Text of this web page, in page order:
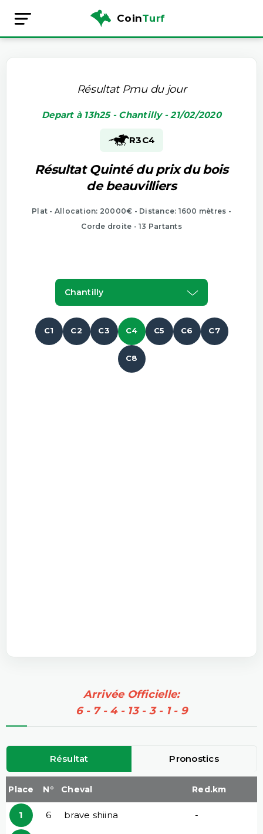
CoinTurf
Résultat Pmu du jour
Depart à 13h25 - Chantilly - 21/02/2020
R3C4
Résultat Quinté du prix du bois
de beauvilliers
Plat - Allocation: 20000€ - Distance: 1600 mètres -
Corde droite - 13 Partants
Chantilly
C1 C2 C3 C4 C5 C6 C7
C8
Arrivée Officielle:
6 - 7 - 4 - 13 - 3 - 1 - 9
Résultat Pronostics
Place N° Cheval Red.km
1 6 brave shiina -